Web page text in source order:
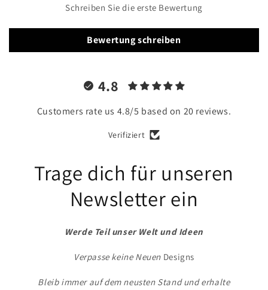
Schreiben Sie die erste Bewertung
Bewertung schreiben
4.8
Customers rate us 4.8/5 based on 20 reviews.
Verifiziert
Trage dich für unseren
Newsletter ein
Werde Teil unser Welt und Ideen
Verpasse keine Neuen Designs
Bleib immer auf dem neusten Stand und erhalte